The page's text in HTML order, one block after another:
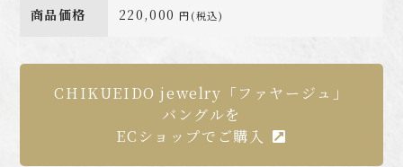
商品価格 220,000 円(税込)
CHIKUEIDO jewelry「ファヤージュ」
バングルを
ECショップでご購入